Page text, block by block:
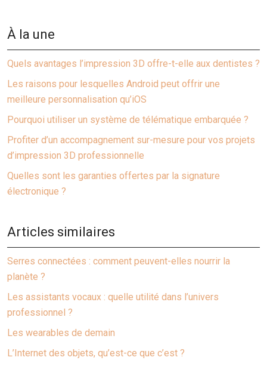
À la une
Quels avantages l’impression 3D offre-t-elle aux dentistes ?
Les raisons pour lesquelles Android peut offrir une
meilleure personnalisation qu’iOS
Pourquoi utiliser un système de télématique embarquée ?
Profiter d’un accompagnement sur-mesure pour vos projets
d’impression 3D professionnelle
Quelles sont les garanties offertes par la signature
électronique ?
Articles similaires
Serres connectées : comment peuvent-elles nourrir la
planète ?
Les assistants vocaux : quelle utilité dans l’univers
professionnel ?
Les wearables de demain
L’Internet des objets, qu’est-ce que c’est ?